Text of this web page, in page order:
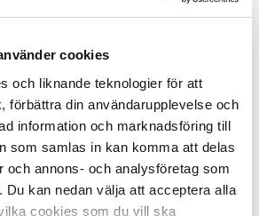
cookies
och liknande teknologier för att
förbättra din användarupplevelse och
information och marknadsföring till
som samlas in kan komma att delas
och annons- och analysföretag som
Du kan nedan välja att acceptera alla
cookies som du vill ska
klubbar som Real Madrid så
fall.